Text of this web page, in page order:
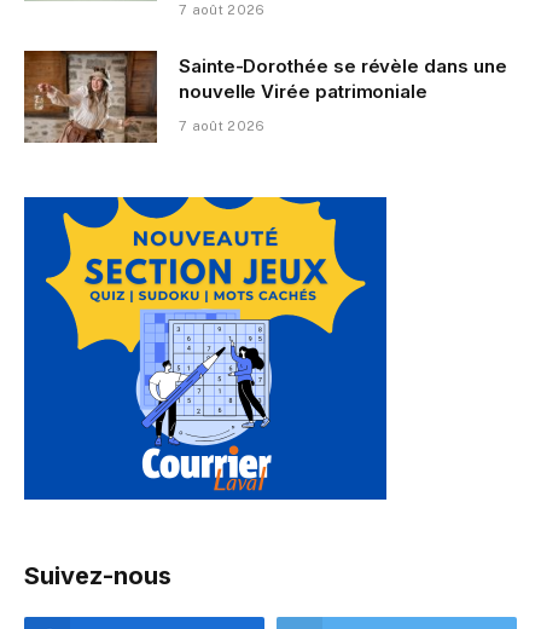
7 août 2026
Sainte-Dorothée se révèle dans une
nouvelle Virée patrimoniale
7 août 2026
Suivez-nous